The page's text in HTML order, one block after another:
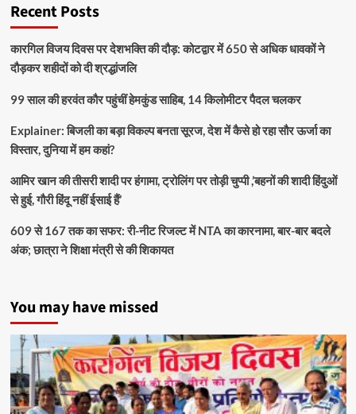
Recent Posts
कारगिल विजय दिवस पर देशभक्ति की दौड़: कोटद्वार में 650 से अधिक धावकों ने
दौड़कर शहीदों को दी श्रद्धांजलि
99 साल की हरवंत कौर पहुंचीं हेमकुंड साहिब, 14 किलोमीटर पैदल चलकर
Explainer: बिजली का बड़ा विकल्प बनता सूरज, देश में कैसे हो रहा सौर ऊर्जा का
विस्तार, दुनिया में हम कहां?
आमिर खान की तीसरी शादी पर हंगामा, ट्रोलिंग पर तोड़ी चुप्पी ,’बहनों की शादी हिंदुओं
से हुई, गौरी हिंदू नहीं ईसाई हैं’
609 से 167 तक का सफर: री-नीट रिजल्ट में NTA का कारनामा, बार-बार बदले
अंक; छात्रा ने शिक्षा मंत्री से की शिकायत
You may have missed